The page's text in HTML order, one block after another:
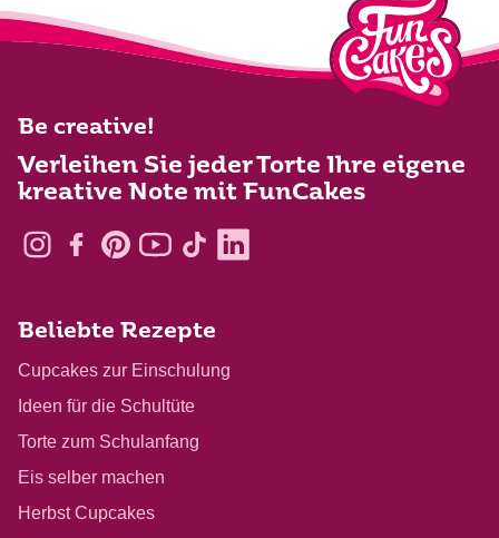
Be creative!
Verleihen Sie jeder Torte Ihre eigene
kreative Note mit FunCakes
Beliebte Rezepte
Cupcakes zur Einschulung
Ideen für die Schultüte
Torte zum Schulanfang
Eis selber machen
Herbst Cupcakes